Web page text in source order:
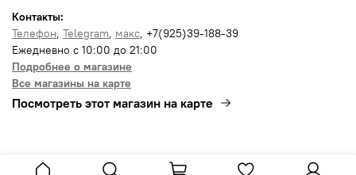
Контакты:
Телефон, Telegram, макс, +7(925)39-188-39
Ежедневно с 10:00 до 21:00
Подробнее о магазине
Все магазины на карте
Посмотреть этот магазин на карте